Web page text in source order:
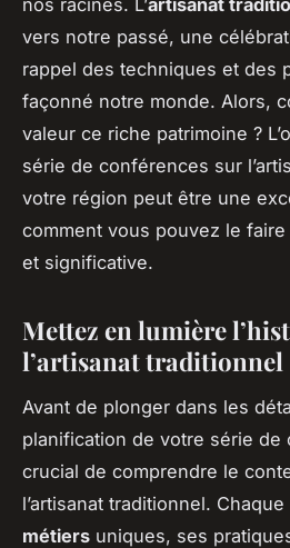
vers notre passé, une
rappel des techniques et des
façonné notre monde. Alors,
valeur ce riche patrimoine ?
série de conférences sur
votre région peut être une
comment vous pouvez le
et significative.
Mettez en lumière
l’artisanat traditionnel
Avant de plonger dans les
planification de votre série
crucial de comprendre le
l’artisanat traditionnel.
métiers uniques, ses